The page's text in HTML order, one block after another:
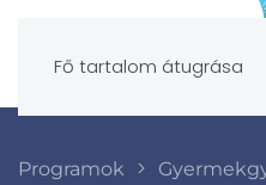
Fő tartalom átugrása
Programok